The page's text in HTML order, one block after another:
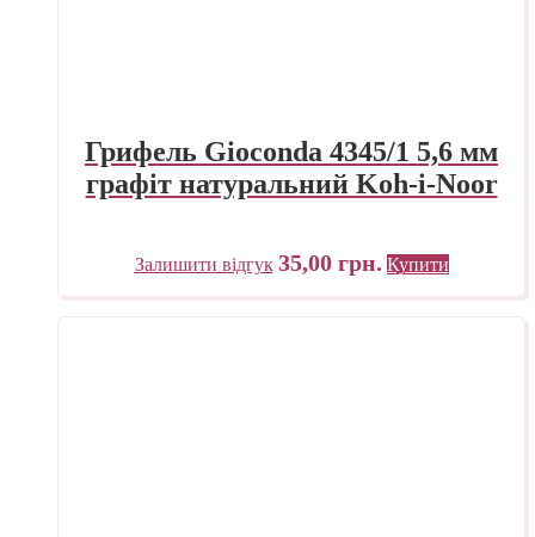
Грифель Gioconda 4345/1 5,6 мм
графіт натуральний Koh-i-Noor
Залишити відгук 35,00 грн. Купити